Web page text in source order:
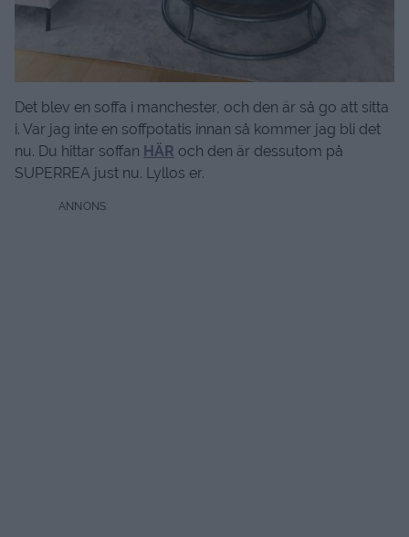
Det blev en soffa i manchester, och den är så go att sitta
i. Var jag inte en soffpotatis innan så kommer jag bli det
nu. Du hittar soffan HÄR och den är dessutom på
SUPERREA just nu. Lyllos er.